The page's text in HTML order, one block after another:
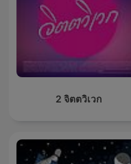
2 จิตตวิเวก